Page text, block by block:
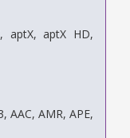
aptX, aptX HD,
AAC, AMR, APE,